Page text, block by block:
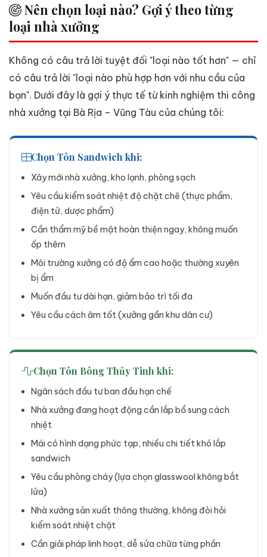
Nên chọn loại nào? Gợi ý theo từng
loại nhà xưởng
Không có câu trả lời tuyệt đối "loại nào tốt hơn" — chỉ
có câu trả lời "loại nào phù hợp hơn với nhu cầu của
bạn". Dưới đây là gợi ý thực tế từ kinh nghiệm thi công
nhà xưởng tại Bà Rịa – Vũng Tàu của chúng tôi:
Chọn Tôn Sandwich khi:
Xây mới nhà xưởng, kho lạnh, phòng sạch
Yêu cầu kiểm soát nhiệt độ chặt chẽ (thực phẩm,
điện tử, dược phẩm)
Cần thẩm mỹ bề mặt hoàn thiện ngay, không muốn
ốp thêm
Môi trường xưởng có độ ẩm cao hoặc thường xuyên
bị ẩm
Muốn đầu tư dài hạn, giảm bảo trì tối đa
Yêu cầu cách âm tốt (xưởng gần khu dân cư)
Chọn Tôn Bông Thủy Tinh khi:
Ngân sách đầu tư ban đầu hạn chế
Nhà xưởng đang hoạt động cần lắp bổ sung cách
nhiệt
Mái có hình dạng phức tạp, nhiều chi tiết khó lắp
sandwich
Yêu cầu phòng cháy (lựa chọn glasswool không bắt
lửa)
Nhà xưởng sản xuất thông thường, không đòi hỏi
kiểm soát nhiệt chặt
Cần giải pháp linh hoạt, dễ sửa chữa từng phần